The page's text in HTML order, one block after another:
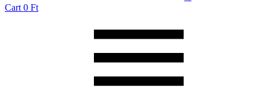
Cart 0 Ft